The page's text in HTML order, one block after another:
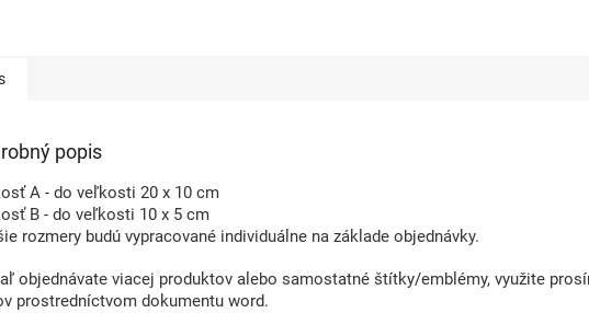
popis
A - do veľkosti 20 x 10 cm
B - do veľkosti 10 x 5 cm
rozmery budú vypracované individuálne na základe objednávky.
objednávate viacej produktov alebo samostatné štítky/emblémy, využite
prostredníctvom dokumentu word.